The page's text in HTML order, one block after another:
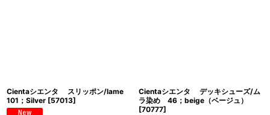
Cientaシエンタ スリッポン/lame
101；Silver [57013]
Cientaシエンタ デッキシューズ/ム
ラ染め 46；beige（ベージュ）
[70777]